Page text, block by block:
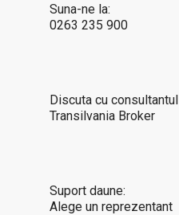
Suna-ne la:
0263 235 900
Discuta cu consultantul
Transilvania Broker
Suport daune:
Alege un reprezentant